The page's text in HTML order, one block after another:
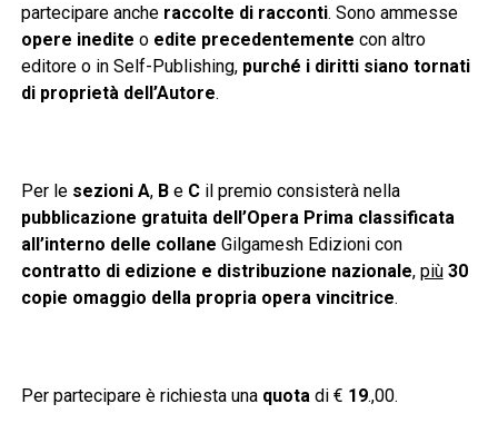
partecipare anche raccolte di racconti. Sono ammesse
opere inedite o edite precedentemente con altro
editore o in Self-Publishing, purché i diritti siano tornati
di proprietà dell’Autore.
Per le sezioni A,B e Cil premio consisterà nella
pubblicazione gratuita dell’Opera Prima classificata
all’interno delle collane Gilgamesh Edizioni con
contratto di edizione e distribuzione nazionale, più 30
copie omaggio della propria opera vincitrice.
Per partecipare è richiesta una quota di € 19.,00.